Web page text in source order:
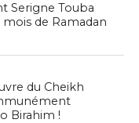
Serigne Touba
de Ramadan
du Cheikh
Birahim !